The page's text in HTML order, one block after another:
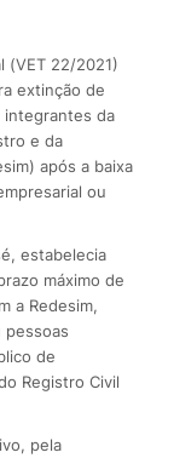
(VET 22/2021)
extinção de
integrantes da
e da
após a baixa
ou
estabelecia
máximo de
a Redesim,
pessoas
de
Registro Civil
pela